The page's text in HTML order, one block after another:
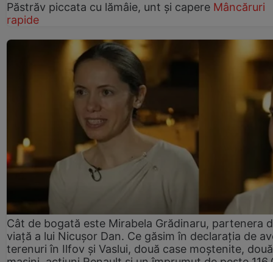
Păstrăv piccata cu lămâie, unt și capere Mâncăruri
rapide
Cât de bogată este Mirabela Grădinaru, partenera
viață a lui Nicușor Dan. Ce găsim în declarația de
terenuri în Ilfov și Vaslui, două case moștenite, două